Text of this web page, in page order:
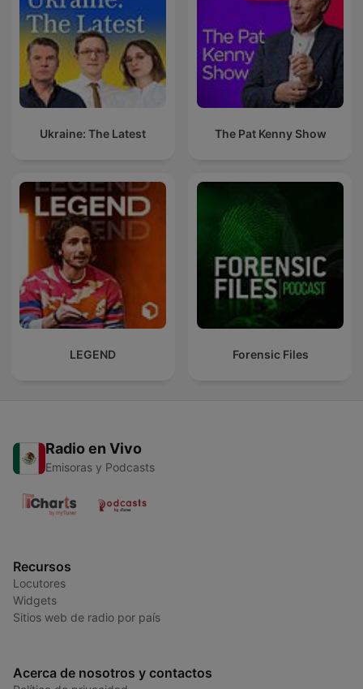
Ukraine: The Latest The Pat Kenny Show
LEGEND Forensic Files
Radio en Vivo
Emisoras y Podcasts
Recursos
Locutores
Widgets
Sitios web de radio por país
Acerca de nosotros y contactos